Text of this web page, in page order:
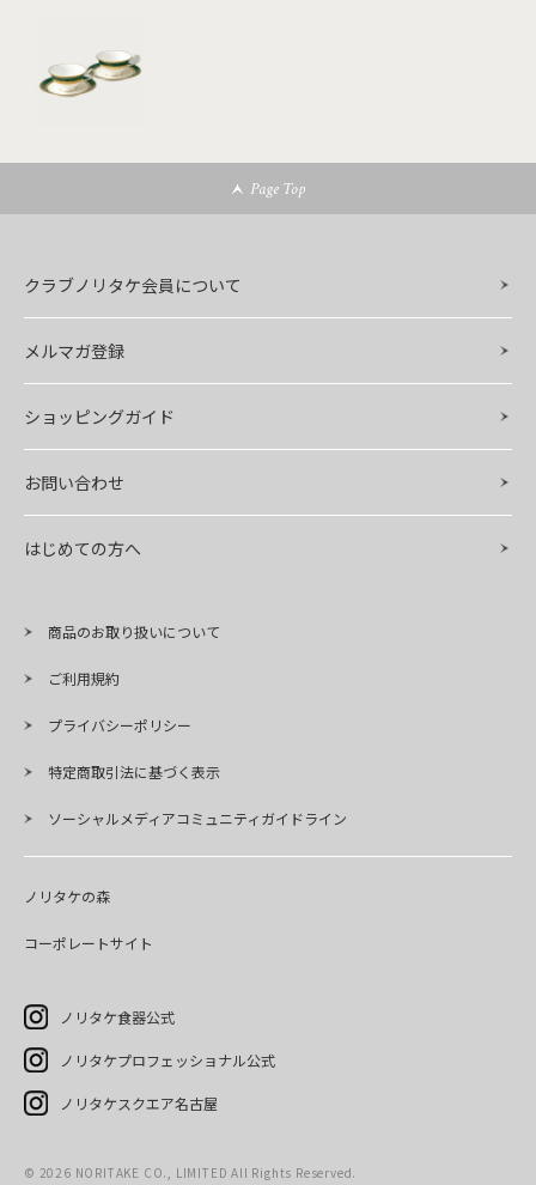
Page Top
クラブノリタケ会員について
メルマガ登録
ショッピングガイド
お問い合わせ
はじめての方へ
商品のお取り扱いについて
ご利用規約
プライバシーポリシー
特定商取引法に基づく表示
ソーシャルメディアコミュニティガイドライン
ノリタケの森
コーポレートサイト
ノリタケ食器公式
ノリタケプロフェッショナル公式
ノリタケスクエア名古屋
© 2026 NORITAKE CO., LIMITED All Rights Reserved.